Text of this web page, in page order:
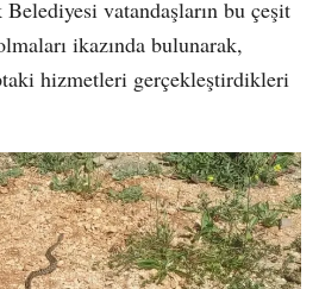
vatandaşların bu çeşit
ikazında bulunarak,
hizmetleri gerçekleştirdikleri